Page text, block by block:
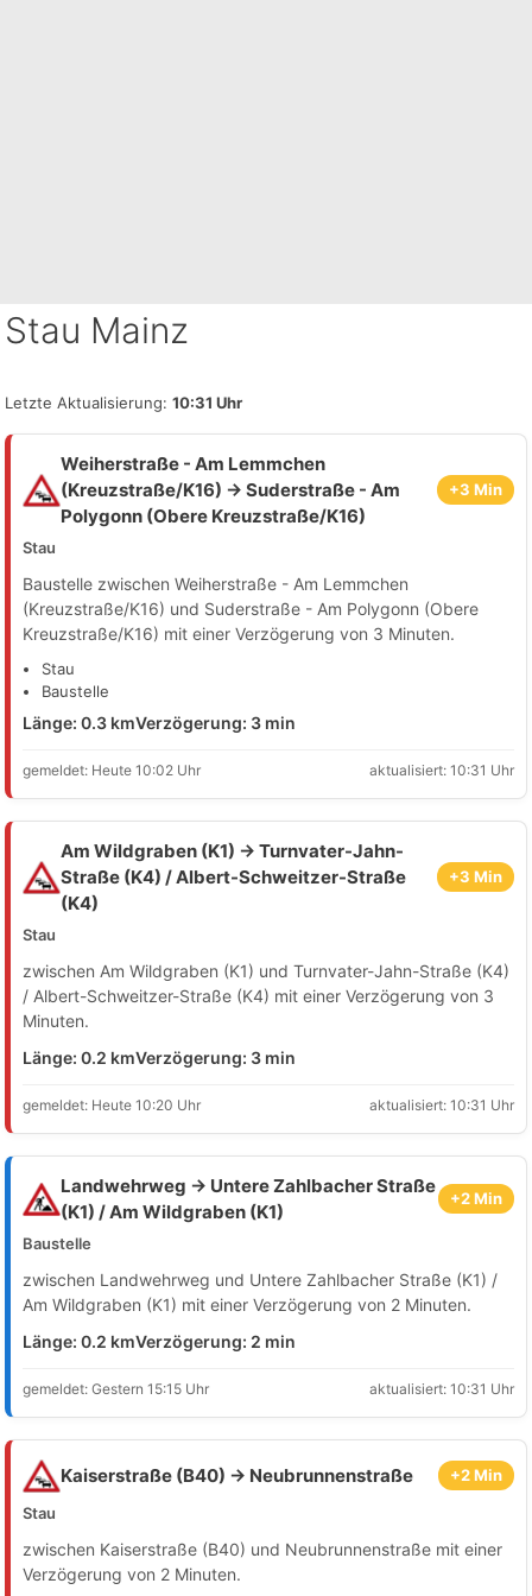
Stau Mainz
Letzte Aktualisierung: 10:31 Uhr
Weiherstraße - Am Lemmchen
(Kreuzstraße/K16) → Suderstraße - Am
Polygonn (Obere Kreuzstraße/K16)
+3 Min
Stau
Baustelle zwischen Weiherstraße - Am Lemmchen
(Kreuzstraße/K16) und Suderstraße - Am Polygonn (Obere
Kreuzstraße/K16) mit einer Verzögerung von 3 Minuten.
Stau
Baustelle
Länge: 0.3 kmVerzögerung: 3 min
gemeldet: Heute 10:02 Uhr aktualisiert: 10:31 Uhr
Am Wildgraben (K1) → Turnvater-Jahn-
Straße (K4) / Albert-Schweitzer-Straße
(K4)
+3 Min
Stau
zwischen Am Wildgraben (K1) und Turnvater-Jahn-Straße (K4)
/ Albert-Schweitzer-Straße (K4) mit einer Verzögerung von 3
Minuten.
Länge: 0.2 kmVerzögerung: 3 min
gemeldet: Heute 10:20 Uhr aktualisiert: 10:31 Uhr
Landwehrweg → Untere Zahlbacher Straße
(K1) / Am Wildgraben (K1)
+2 Min
Baustelle
zwischen Landwehrweg und Untere Zahlbacher Straße (K1) /
Am Wildgraben (K1) mit einer Verzögerung von 2 Minuten.
Länge: 0.2 kmVerzögerung: 2 min
gemeldet: Gestern 15:15 Uhr aktualisiert: 10:31 Uhr
Kaiserstraße (B40) → Neubrunnenstraße
+2 Min
Stau
zwischen Kaiserstraße (B40) und Neubrunnenstraße mit einer
Verzögerung von 2 Minuten.